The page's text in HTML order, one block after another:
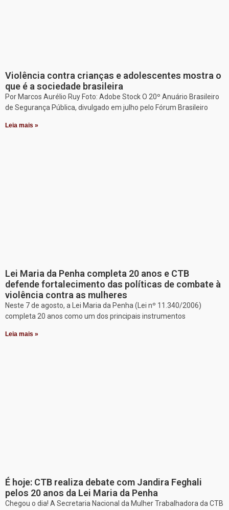
Violência contra crianças e adolescentes mostra o
que é a sociedade brasileira
Por Marcos Aurélio Ruy Foto: Adobe Stock O 20º Anuário Brasileiro
de Segurança Pública, divulgado em julho pelo Fórum Brasileiro
Leia mais »
Lei Maria da Penha completa 20 anos e CTB
defende fortalecimento das políticas de combate à
violência contra as mulheres
Neste 7 de agosto, a Lei Maria da Penha (Lei nº 11.340/2006)
completa 20 anos como um dos principais instrumentos
Leia mais »
É hoje: CTB realiza debate com Jandira Feghali
pelos 20 anos da Lei Maria da Penha
Chegou o dia! A Secretaria Nacional da Mulher Trabalhadora da CTB